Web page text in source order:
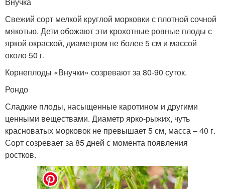
Свежий сорт мелкой круглой морковки с плотной сочной
мякотью. Дети обожают эти крохотные ровные плоды с
яркой окраской, диаметром не более 5 см и массой
около 50 г.
Корнеплоды «Внучки» созревают за 80-90 суток.
Рондо
Сладкие плоды, насыщенные каротином и другими
ценными веществами. Диаметр ярко-рыжих, чуть
красноватых морковок не превышает 5 см, масса – 40 г.
Сорт созревает за 85 дней с момента появления
ростков.